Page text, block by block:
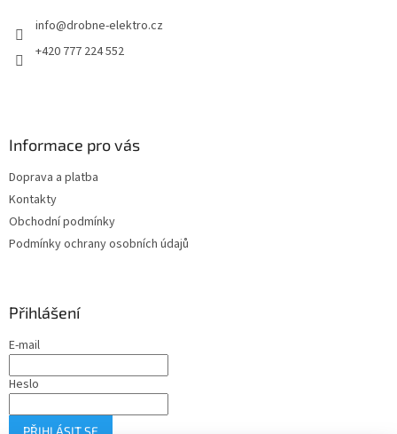
info@drobne-elektro.cz
+420 777 224 552
Informace pro vás
Doprava a platba
Kontakty
Obchodní podmínky
Podmínky ochrany osobních údajů
Přihlášení
E-mail
Heslo
PŘIHLÁSIT SE